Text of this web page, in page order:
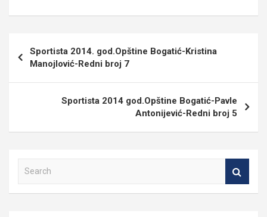
чланка
Sportista 2014. god.Opštine Bogatić-Kristina
Manojlović-Redni broj 7
Sportista 2014 god.Opštine Bogatić-Pavle
Antonijević-Redni broj 5